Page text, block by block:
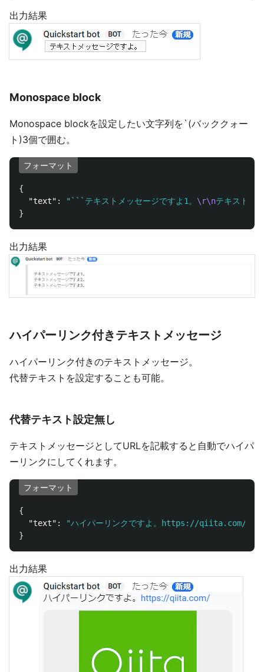
出力結果
Monospace block
Monospace blockを設定したい文字列を`(バッククォー
ト)3個で囲む。
フォーマット
{
"text" : "```テキストメッセージですよ1。 \r\nテキストメ
}
出力結果
ハイパーリンク付きテキストメッセージ
ハイパーリンク付きのテキストメッセージ。
代替テキストを設定することも可能。
代替テキスト設定無し
テキストメッセージとしてURLを記載すると自動でハイパ
ーリンクにしてくれます。
フォーマット
{
"text" :
"ハイパーリンクですよ。https://qiita.com/"
}
出力結果